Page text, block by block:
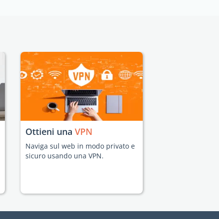
Ottieni una VPN
Naviga sul web in modo privato e
sicuro usando una VPN.